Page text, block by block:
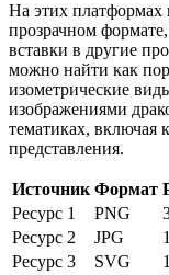
На этих платформах
прозрачном
вставки в другие
можно найти как
изометрические
изображениями
тематиках, включая
представления.
Источник Формат
Ресурс 1
PNG
Ресурс 2
JPG
Ресурс 3
SVG